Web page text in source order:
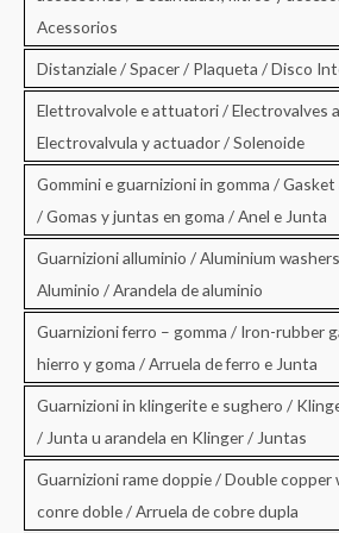
Acessorios
Distanziale / Spacer / Plaqueta / Disco
Elettrovalvole e attuatori / Electrovalves
Electrovalvula y actuador / Solenoide
Gommini e guarnizioni in gomma /
/ Gomas y juntas en goma / Anel e Junta
Guarnizioni alluminio / Aluminium
Aluminio / Arandela de aluminio
Guarnizioni ferro – gomma / Iron-rubber
hierro y goma / Arruela de ferro e Junta
Guarnizioni in klingerite e sughero /
/ Junta u arandela en Klinger / Juntas
Guarnizioni rame doppie / Double copper
conre doble / Arruela de cobre dupla